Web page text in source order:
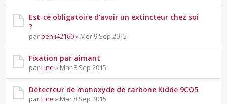
Est-ce obligatoire d'avoir un extincteur chez soi
?
parbenji42160» Mer 9 Sep 2015
Fixation par aimant
parLine » Mar 8 Sep 2015
Détecteur de monoxyde de carbone Kidde 9CO5
parLine » Mar 8 Sep 2015